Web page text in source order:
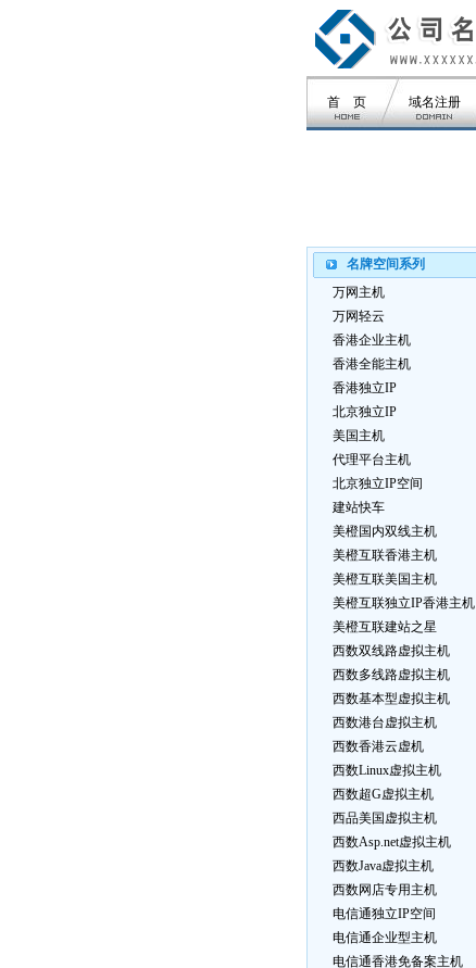
首 页 域名注册
名牌空间系列
万网主机
万网轻云
香港企业主机
香港全能主机
香港独立IP
北京独立IP
美国主机
代理平台主机
北京独立IP空间
建站快车
美橙国内双线主机
美橙互联香港主机
美橙互联美国主机
美橙互联独立IP香港主机
美橙互联建站之星
西数双线路虚拟主机
西数多线路虚拟主机
西数基本型虚拟主机
西数港台虚拟主机
西数香港云虚机
西数Linux虚拟主机
西数超G虚拟主机
西品美国虚拟主机
西数Asp.net虚拟主机
西数Java虚拟主机
西数网店专用主机
电信通独立IP空间
电信通企业型主机
电信通香港免备案主机